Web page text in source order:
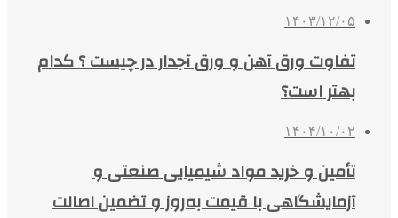
۱۴۰۳/۱۲/۰۵
تفاوت ورق آهن و ورق آجدار در چیست ؟ کدام
بهتر است؟
۱۴۰۴/۱۰/۰۲
تأمین و خرید مواد شیمیایی صنعتی و
آزمایشگاهی با قیمت به‌روز و تضمین اصالت